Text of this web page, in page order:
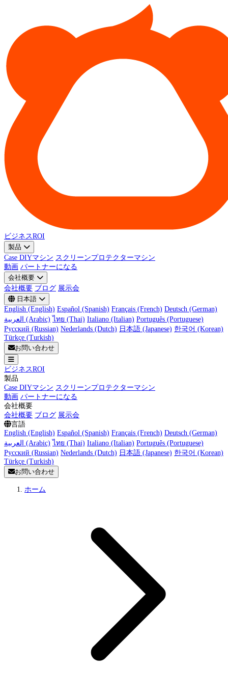
ビジネスROI
製品
Case DIYマシン スクリーンプロテクターマシン
動画 パートナーになる
会社概要
会社概要 ブログ 展示会
日本語
English (English) Español (Spanish) Français (French) Deutsch (German)
العربية (Arabic) ไทย (Thai) Italiano (Italian) Português (Portuguese)
Русский (Russian) Nederlands (Dutch) 日本語 (Japanese) 한국어 (Korean)
Türkçe (Turkish)
お問い合わせ
ビジネスROI
製品
Case DIYマシン スクリーンプロテクターマシン
動画 パートナーになる
会社概要
会社概要 ブログ 展示会
言語
English (English) Español (Spanish) Français (French) Deutsch (German)
العربية (Arabic) ไทย (Thai) Italiano (Italian) Português (Portuguese)
Русский (Russian) Nederlands (Dutch) 日本語 (Japanese) 한국어 (Korean)
Türkçe (Turkish)
お問い合わせ
ホーム